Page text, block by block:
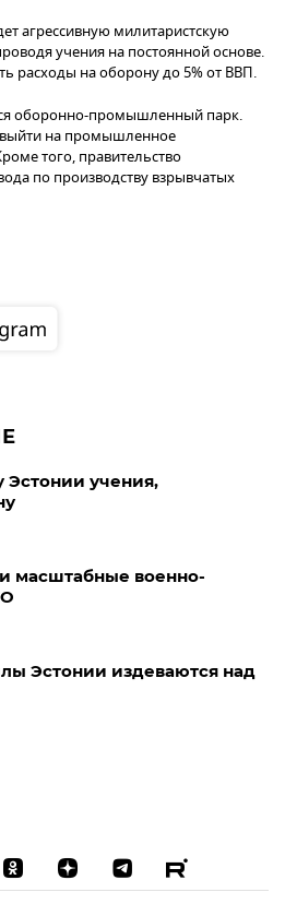
агрессивную милитаристскую
учения на постоянной основе.
расходы на оборону до 5% от ВВП.
оборонно-промышленный парк.
на промышленное
того, правительство
по производству взрывчатых
Эстонии учения,
масштабные военно-
Эстонии издеваются над